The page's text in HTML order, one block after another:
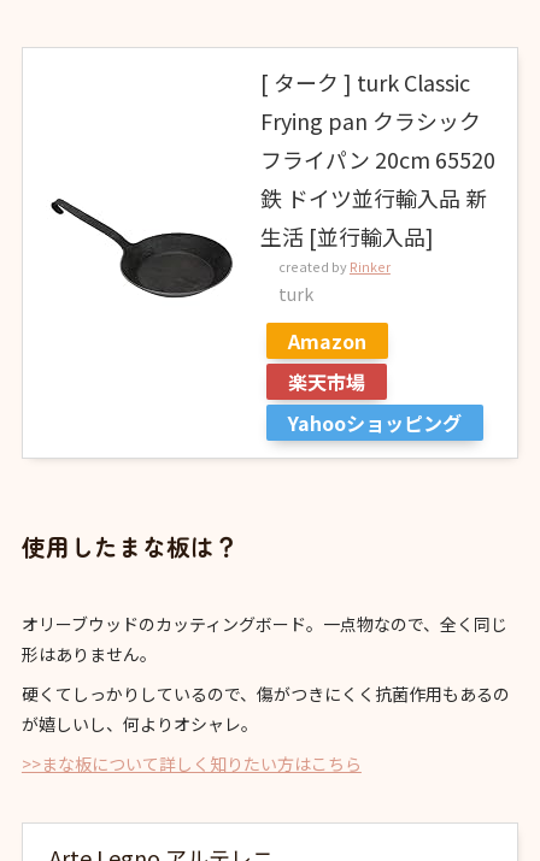
[ ターク ] turk Classic
Frying pan クラシック
フライパン 20cm 65520
鉄 ドイツ並行輸入品 新
生活 [並行輸入品]
created by Rinker
turk
Amazon
楽天市場
Yahooショッピング
使用したまな板は？
オリーブウッドのカッティングボード。一点物なので、全く同じ
形はありません。
硬くてしっかりしているので、傷がつきにくく抗菌作用もあるの
が嬉しいし、何よりオシャレ。
>>まな板について詳しく知りたい方はこちら